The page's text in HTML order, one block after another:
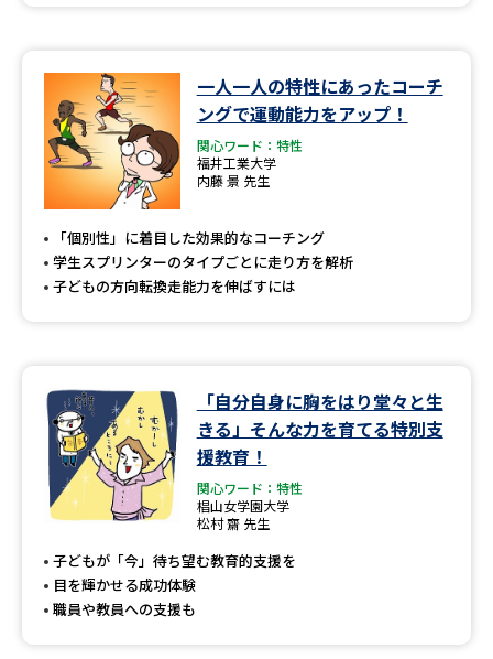
オープンキャンパス検索 実施プログラムから探す
来場型・Web型イベント特集 夢ナビライブ
受験準備 資料検索
先輩が入学を決めた理由 テレメール全国一斉進学調査
新生活お役立ちガイド
学問発見
一人一人の特性にあったコーチ
ングで運動能力をアップ！
関心ワード：特性
福井工業大学
内藤 景 先生
「個別性」に着目した効果的なコーチング
学生スプリンターのタイプごとに走り方を解析
子どもの方向転換走能力を伸ばすには
「自分自身に胸をはり堂々と生
きる」そんな力を育てる特別支
援教育！
関心ワード：特性
椙山女学園大学
松村 齋 先生
子どもが「今」待ち望む教育的支援を
目を輝かせる成功体験
職員や教員への支援も